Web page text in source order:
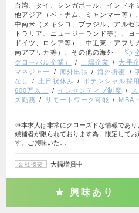
台湾、タイ、シンガポール、インドネ
他アジア（ベトナム、ミャンマー等）
中南米（メキシコ、ブラジル、アルゼ
トラリア、ニュージーランド等）、ヨ
ドイツ、ロシア等）、中近東・アフリ
南アフリカ等）、その他の海外
グローバル企業）
上場企業 大手
マネジャー
海外出張 海外折衝
なし
土日祝休み ポテンシャル採
600万以上
インセンティブ制度
ス勤務
リモートワーク可能 MBA
※本求人は非常にクローズドな情報であり
候補者が限られております為、限定してお
す。ご興味いた…
会社概要 大幅増員中
興味あり